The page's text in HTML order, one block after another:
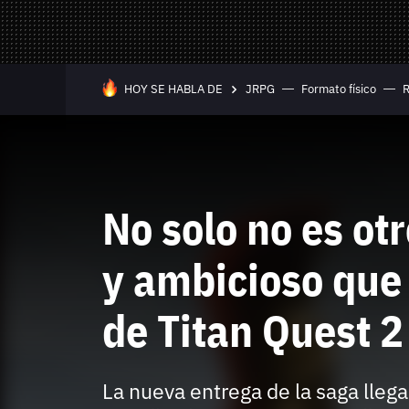
HOY SE HABLA DE JRPG Formato físico
No solo no es
y ambicioso
de Titan Quest
La nueva entrega de la saga
Selección
Trivia
Juegos Online
Mandos y
Todo hardware
Instagram
Facebook
TwitterYouTube
RSS Discord